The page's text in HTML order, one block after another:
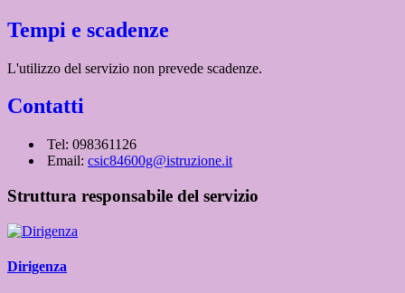
Tempi e scadenze
L'utilizzo del servizio non prevede scadenze.
Contatti
Tel: 098361126
Email: csic84600g@istruzione.it
Struttura responsabile del servizio
Dirigenza